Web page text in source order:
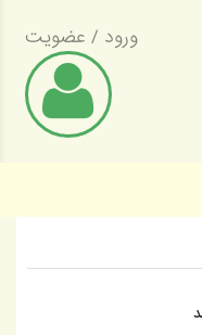
ورود/عضویت